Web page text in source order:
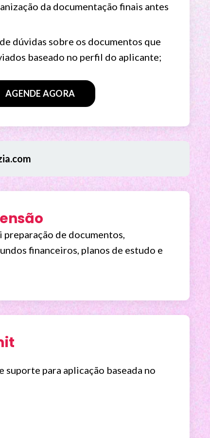
da documentação finais antes
dúvidas sobre os documentos que
baseado no perfil do aplicante;
AGENDE AGORA
de documentos,
financeiros, planos de estudo e
para aplicação baseada no